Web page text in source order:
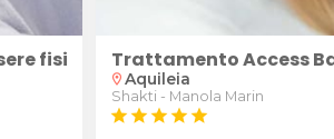
fisico e mentale + eventuale
Trattamento Access
location_on Aquileia
Shakti - Manola Marin
star star star star star